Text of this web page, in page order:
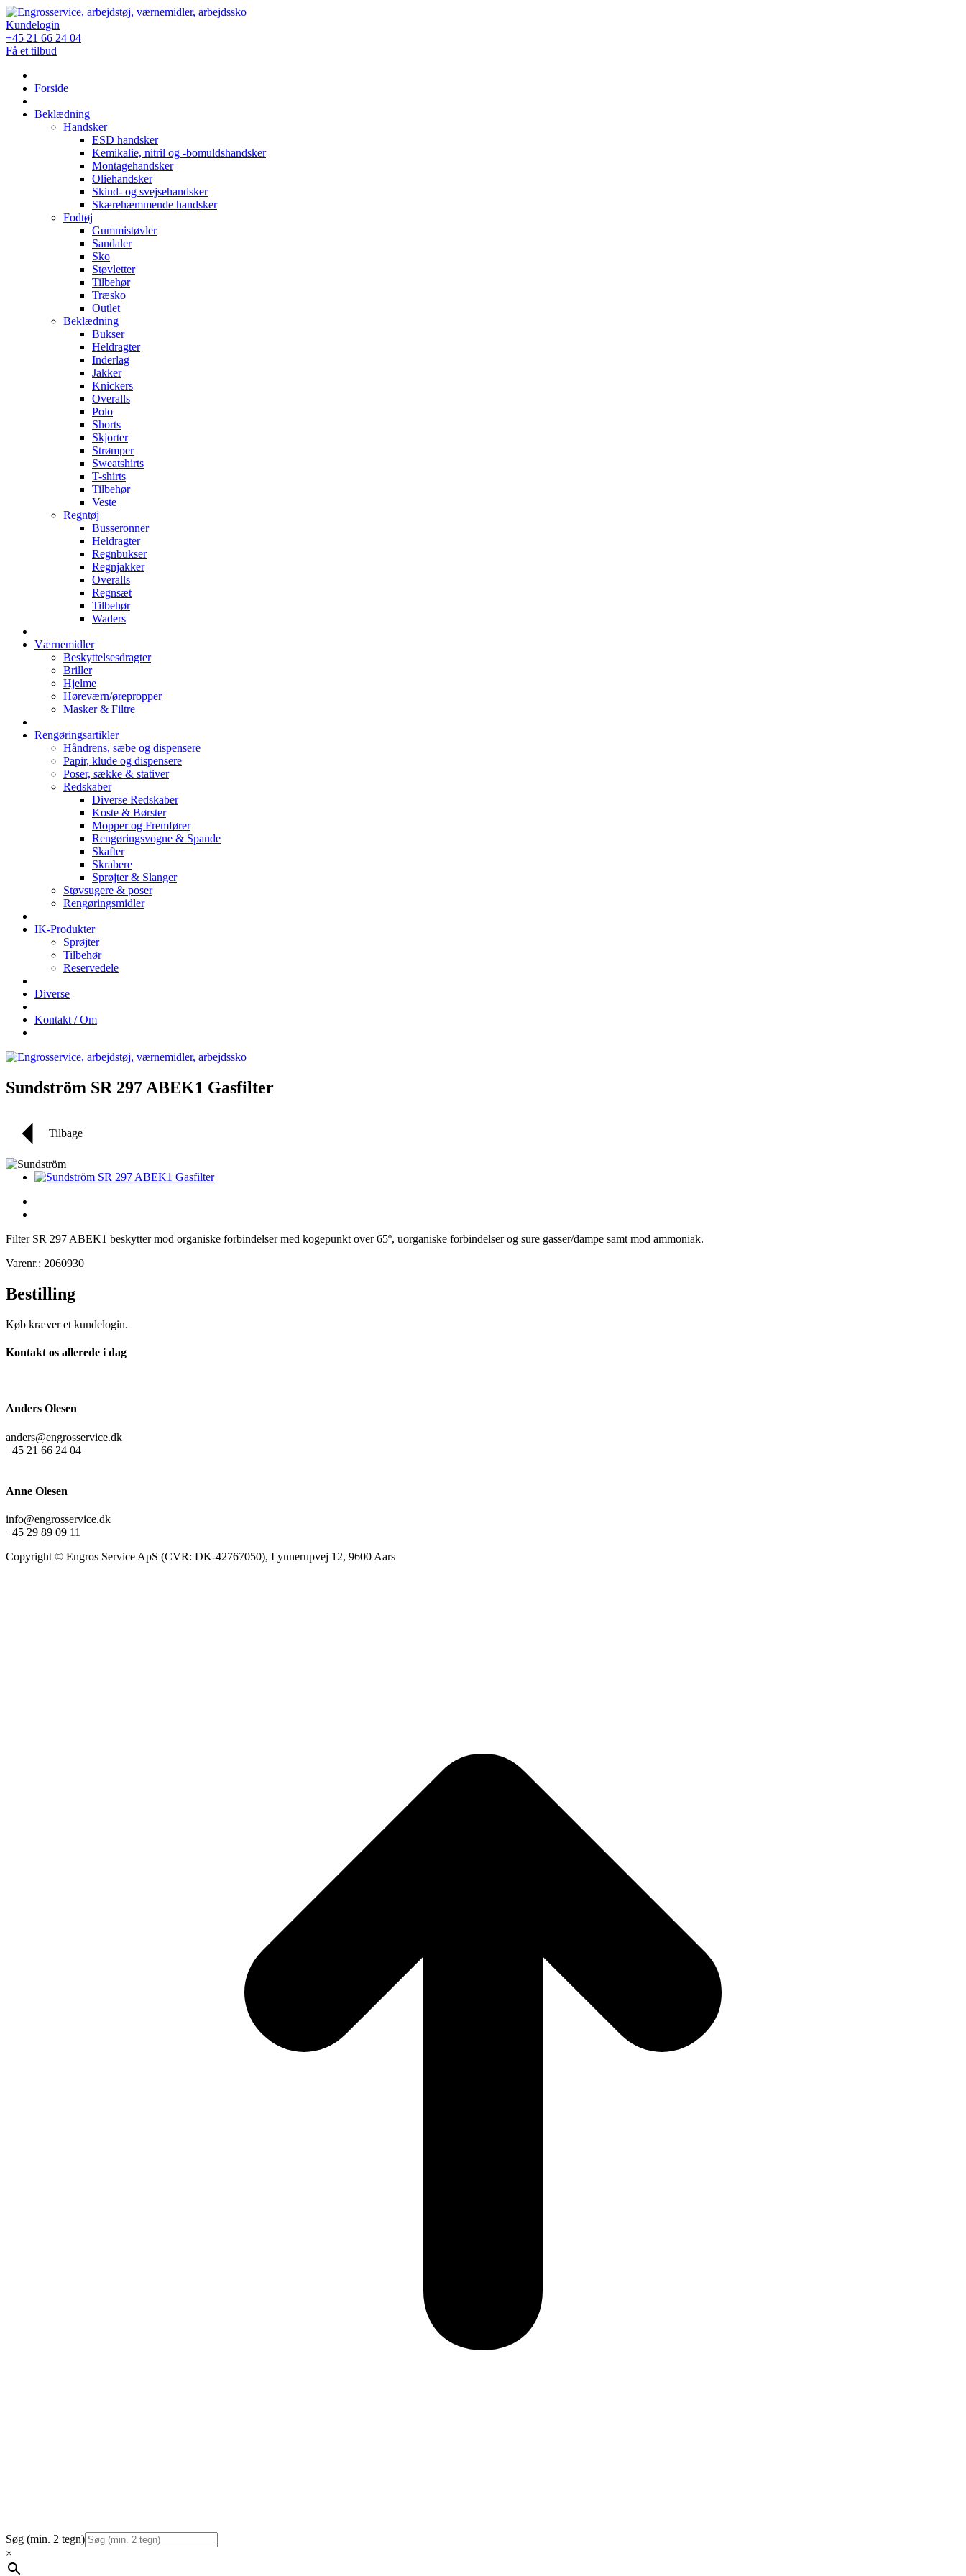
Skip
to
content
Kundelogin
+45 21 66 24 04
Få et tilbud
Forside
Beklædning
Handsker
ESD handsker
Kemikalie, nitril og -bomuldshandsker
Montagehandsker
Oliehandsker
Skind- og svejsehandsker
Skærehæmmende handsker
Fodtøj
Gummistøvler
Sandaler
Sko
Støvletter
Tilbehør
Træsko
Outlet
Beklædning
Bukser
Heldragter
Inderlag
Jakker
Knickers
Overalls
Polo
Shorts
Skjorter
Strømper
Sweatshirts
T-shirts
Tilbehør
Veste
Regntøj
Busseronner
Heldragter
Regnbukser
Regnjakker
Overalls
Regnsæt
Tilbehør
Waders
Værnemidler
Beskyttelsesdragter
Briller
Hjelme
Høreværn/ørepropper
Masker & Filtre
Rengøringsartikler
Håndrens, sæbe og dispensere
Papir, klude og dispensere
Poser, sække & stativer
Redskaber
Diverse Redskaber
Koste & Børster
Mopper og Fremfører
Rengøringsvogne & Spande
Skafter
Skrabere
Sprøjter & Slanger
Støvsugere & poser
Rengøringsmidler
IK-Produkter
Sprøjter
Tilbehør
Reservedele
Diverse
Kontakt / Om
Sundström SR 297 ABEK1 Gasfilter
Tilbage
Filter SR 297 ABEK1 beskytter mod organiske forbindelser med kogepunkt over 65º, uorganiske forbindelser og sure gasser/dampe samt mod ammoniak.
Varenr.: 2060930
Bestilling
Køb kræver et kundelogin.
Kontakt os allerede i dag
Anders Olesen
anders@engrosservice.dk
+45 21 66 24 04
Anne Olesen
info@engrosservice.dk
+45 29 89 09 11
Copyright © Engros Service ApS (CVR: DK-42767050), Lynnerupvej 12, 9600 Aars
Søg (min. 2 tegn)
×